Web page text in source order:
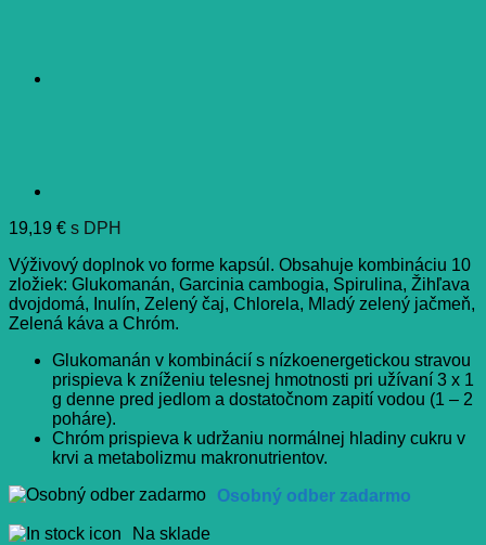
19,19 € s DPH
Výživový doplnok vo forme kapsúl. Obsahuje kombináciu 10
zložiek: Glukomanán, Garcinia cambogia, Spirulina, Žihľava
dvojdomá, Inulín, Zelený čaj, Chlorela, Mladý zelený jačmeň,
Zelená káva a Chróm.
Glukomanán v kombinácií s nízkoenergetickou stravou
prispieva k zníženiu telesnej hmotnosti pri užívaní 3 x 1
g denne pred jedlom a dostatočnom zapití vodou (1 – 2
poháre).
Chróm prispieva k udržaniu normálnej hladiny cukru v
krvi a metabolizmu makronutrientov.
Osobný odber zadarmo
Na sklade